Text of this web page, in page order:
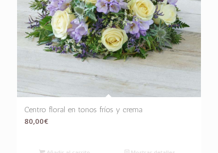
Centro floral en tonos fríos y crema
80,00€